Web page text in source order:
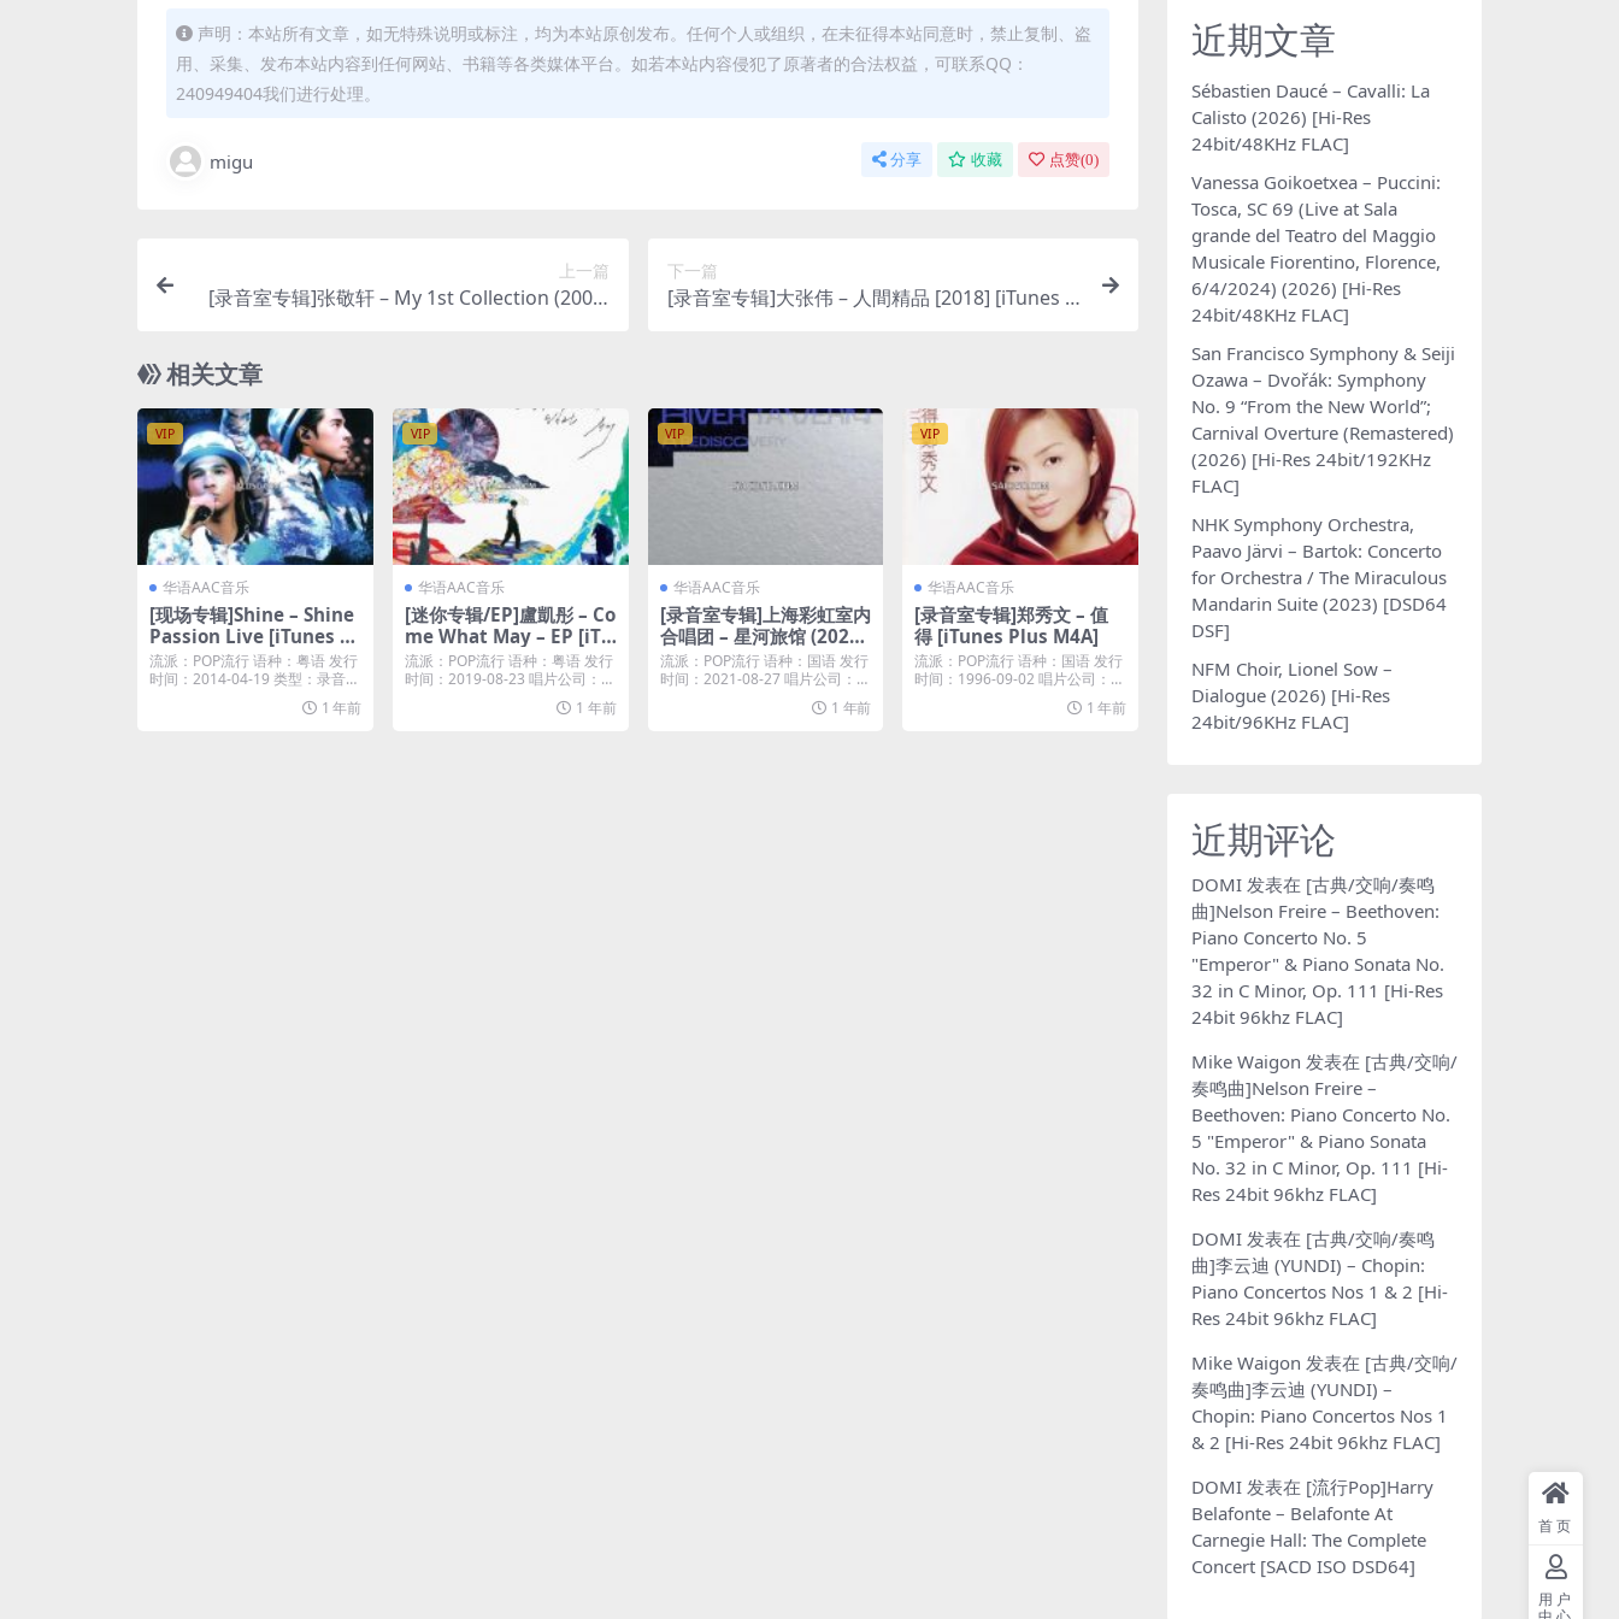
声明：本站所有文章，如无特殊说明或标注，均为本站原创发布。任何个人或组织，在未征得本站同意时，禁止复制、盗
用、采集、发布本站内容到任何网站、书籍等各类媒体平台。如若本站内容侵犯了原著者的合法权益，可联系QQ：
240949404我们进行处理。
migu 分享 收藏 点赞(0)
上一篇
[录音室专辑]张敬轩 – My 1st Collection (2007)
下一篇
[录音室专辑]大张伟 – 人間精品 [2018] [iTunes Pl
相关文章
VIP
华语AAC音乐
[现场专辑]Shine – Shine
Passion Live [iTunes Pl
us M4A]
流派：POP流行 语种：粤语 发行
时间：2014-04-19 类型：录音室
1 年前
VIP
华语AAC音乐
[迷你专辑/EP]盧凱彤 – Co
me What May – EP [iTu
nes Plus M4A+ M4V]
流派：POP流行 语种：粤语 发行
时间：2019-08-23 唱片公司：环
1 年前
VIP
华语AAC音乐
[录音室专辑]上海彩虹室内
合唱团 – 星河旅馆 (2021)
[iTunes Plus M4A]
流派：POP流行 语种：国语 发行
时间：2021-08-27 唱片公司：西
1 年前
VIP
华语AAC音乐
[录音室专辑]郑秀文 – 值
得 [iTunes Plus M4A]
流派：POP流行 语种：国语 发行
时间：1996-09-02 唱片公司：华
1 年前
近期文章
Sébastien Daucé – Cavalli: La
Calisto (2026) [Hi-Res
24bit/48KHz FLAC]
Vanessa Goikoetxea – Puccini:
Tosca, SC 69 (Live at Sala
grande del Teatro del Maggio
Musicale Fiorentino, Florence,
6/4/2024) (2026) [Hi-Res
24bit/48KHz FLAC]
San Francisco Symphony & Seiji
Ozawa – Dvořák: Symphony
No. 9 “From the New World”;
Carnival Overture (Remastered)
(2026) [Hi-Res 24bit/192KHz
FLAC]
NHK Symphony Orchestra,
Paavo Järvi – Bartok: Concerto
for Orchestra / The Miraculous
Mandarin Suite (2023) [DSD64
DSF]
NFM Choir, Lionel Sow –
Dialogue (2026) [Hi-Res
24bit/96KHz FLAC]
近期评论
DOMI 发表在 [古典/交响/奏鸣
曲]Nelson Freire – Beethoven:
Piano Concerto No. 5
"Emperor" & Piano Sonata No.
32 in C Minor, Op. 111 [Hi-Res
24bit 96khz FLAC]
Mike Waigon 发表在 [古典/交响/
奏鸣曲]Nelson Freire –
Beethoven: Piano Concerto No.
5 "Emperor" & Piano Sonata
No. 32 in C Minor, Op. 111 [Hi-
Res 24bit 96khz FLAC]
DOMI 发表在 [古典/交响/奏鸣
曲]李云迪 (YUNDI) – Chopin:
Piano Concertos Nos 1 & 2 [Hi-
Res 24bit 96khz FLAC]
Mike Waigon 发表在 [古典/交响/
奏鸣曲]李云迪 (YUNDI) –
Chopin: Piano Concertos Nos 1
& 2 [Hi-Res 24bit 96khz FLAC]
DOMI 发表在 [流行Pop]Harry
Belafonte – Belafonte At
Carnegie Hall: The Complete
Concert [SACD ISO DSD64]
首页
用户